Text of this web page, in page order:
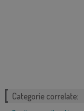
Categorie correlate: